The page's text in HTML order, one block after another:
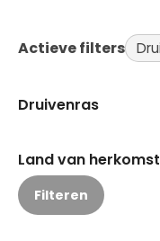
Actieve filters
Druivenras
Land van herkomst
Filteren